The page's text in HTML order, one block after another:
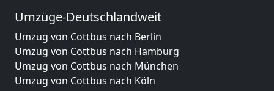
Umzüge-Deutschlandweit
Umzug von Cottbus nach Berlin
Umzug von Cottbus nach Hamburg
Umzug von Cottbus nach München
Umzug von Cottbus nach Köln